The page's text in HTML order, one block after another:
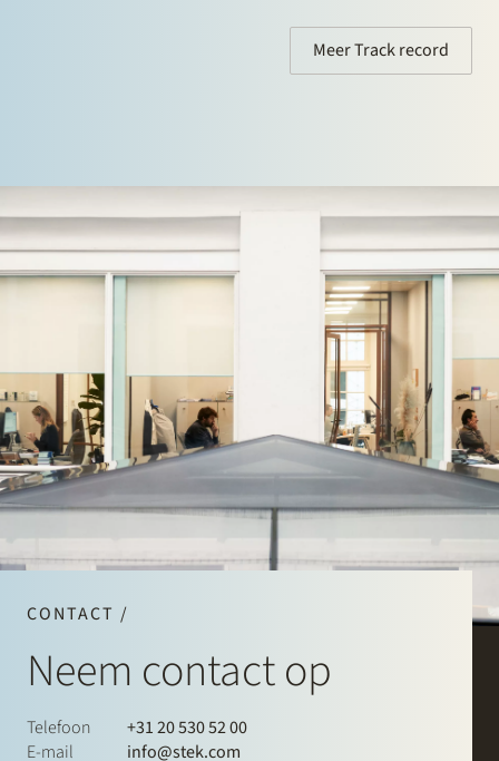
Meer Track record
CONTACT /
Neem contact op
Telefoon
+31 20 530 52 00
E-mail
info@stek.com